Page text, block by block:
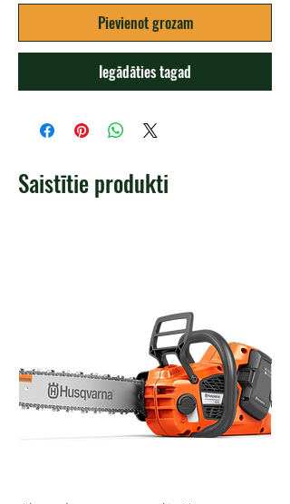
Pievienot grozam
Iegādāties tagad
Saistītie produkti